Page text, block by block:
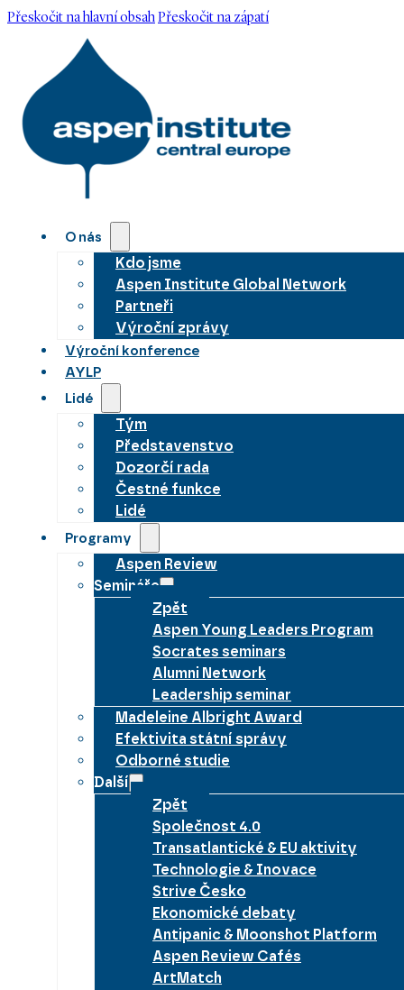
Přeskočit na hlavní obsahPřeskočit na zápatí
O nás
Kdo jsme
Aspen Institute Global Network
Partneři
Výroční zprávy
Výroční konference
AYLP
Lidé
Tým
Představenstvo
Dozorčí rada
Čestné funkce
Lidé
Programy
Aspen Review
Semináře
Zpět
Aspen Young Leaders Program
Socrates seminars
Alumni Network
Leadership seminar
Madeleine Albright Award
Efektivita státní správy
Odborné studie
Další
Zpět
Společnost 4.0
Transatlantické & EU aktivity
Technologie & Inovace
Strive Česko
Ekonomické debaty
Antipanic & Moonshot Platform
Aspen Review Cafés
ArtMatch